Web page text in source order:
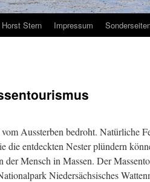
Horst Stern Impressum
Aussterben bedroht. Natürliche
entdeckten Nester plündern
Mensch in Massen. Der
Niedersächsisches